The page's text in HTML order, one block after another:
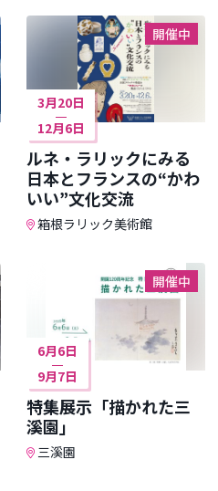
開催中
3月20日
12月6日
ルネ・ラリックにみる
日本とフランスの“かわ
いい”文化交流
箱根ラリック美術館
開催中
6月6日
9月7日
特集展示「描かれた三
溪園」
三溪園